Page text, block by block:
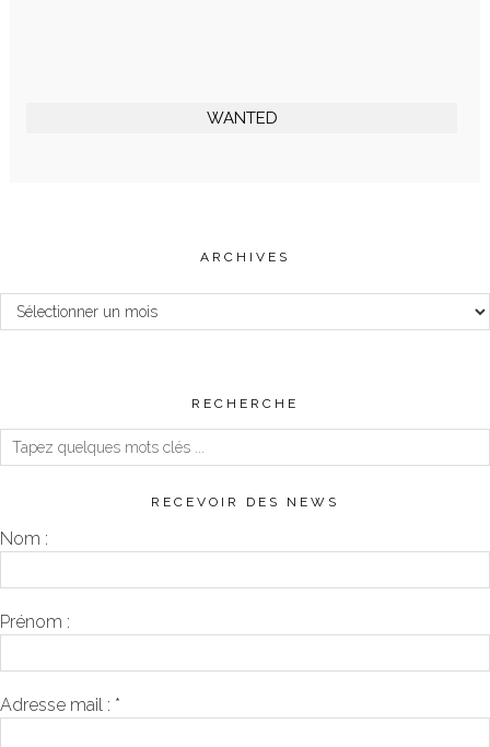
WANTED
ARCHIVES
Archives
RECHERCHE
RECEVOIR DES NEWS
Nom :
Prénom :
Adresse mail : *